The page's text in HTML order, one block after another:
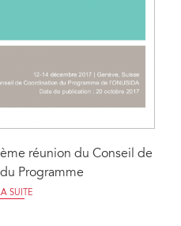
réunion du Conseil de
Programme
SUITE